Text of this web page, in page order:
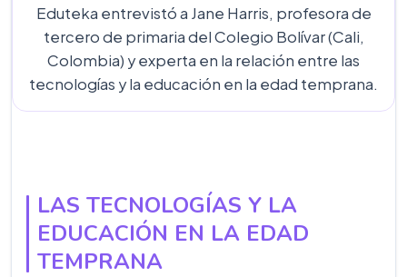
Eduteka entrevistó a Jane Harris, profesora de
tercero de primaria del Colegio Bolívar (Cali,
Colombia) y experta en la relación entre las
tecnologías y la educación en la edad temprana.
LAS TECNOLOGÍAS Y LA
EDUCACIÓN EN LA EDAD
TEMPRANA